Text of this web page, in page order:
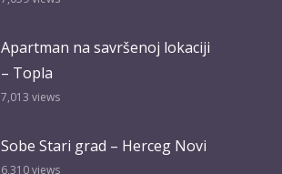
Apartman na savršenoj lokaciji
– Topla
7,013 views
Sobe Stari grad – Herceg Novi
6,310views